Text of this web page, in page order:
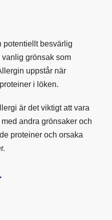
potentiellt besvärlig
grönsak som
uppstår när
i löken.
är det viktigt att vara
andra grönsaker och
proteiner och orsaka